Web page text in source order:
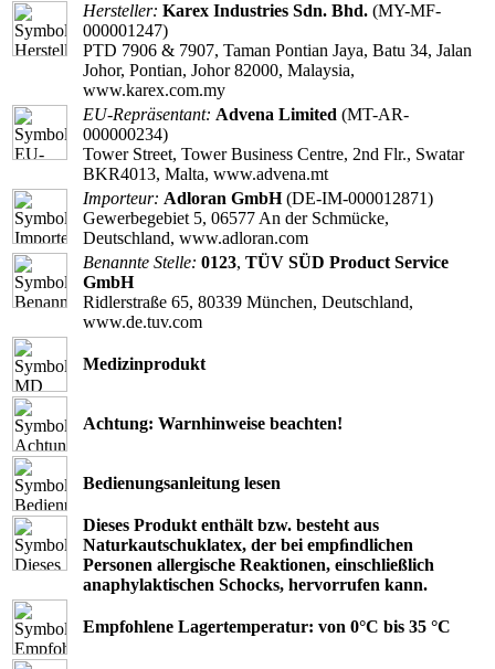
Hersteller: Karex Industries Sdn. Bhd. (MY-MF-
000001247)
PTD 7906 & 7907, Taman Pontian Jaya, Batu 34, Jalan
Johor, Pontian, Johor 82000, Malaysia,
www.karex.com.my
EU-Repräsentant: Advena Limited (MT-AR-
000000234)
Tower Street, Tower Business Centre, 2nd Flr., Swatar
BKR4013, Malta, www.advena.mt
Importeur: Adloran GmbH(DE-IM-000012871)
Gewerbegebiet 5, 06577 An der Schmücke,
Deutschland, www.adloran.com
Benannte Stelle: 0123, TÜV SÜD Product Service
GmbH
Ridlerstraße 65, 80339 München, Deutschland,
www.de.tuv.com
Medizinprodukt
Achtung: Warnhinweise beachten!
Bedienungsanleitung lesen
Dieses Produkt enthält bzw. besteht aus
Naturkautschuklatex, der bei empﬁndlichen
Personen allergische Reaktionen, einschließlich
anaphylaktischen Schocks, hervorrufen kann.
Empfohlene Lagertemperatur: von 0°C bis 35 °C